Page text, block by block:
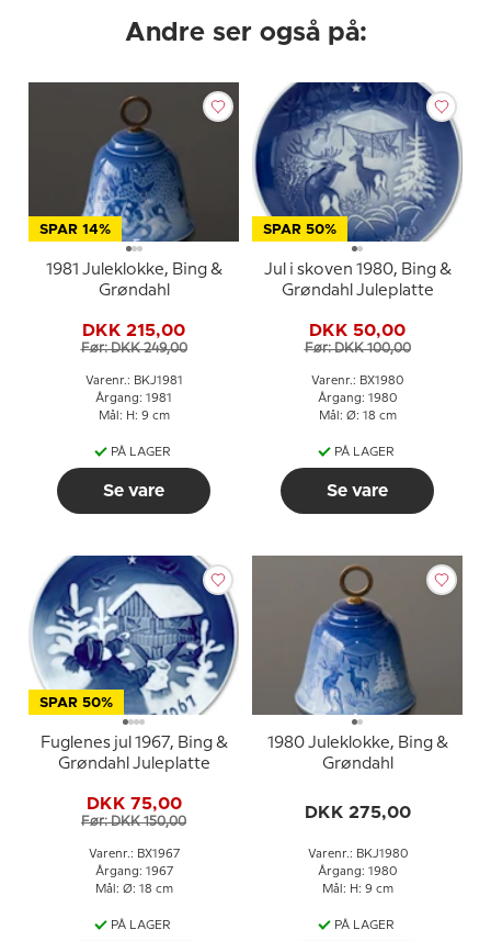
Andre ser også på:
SPAR 14%
1981 Juleklokke, Bing &
Grøndahl
DKK 215,00
Før: DKK 249,00
Varenr.: BKJ1981
Årgang: 1981
Mål: H: 9 cm
PÅ LAGER
Se vare
SPAR 50%
Jul i skoven 1980, Bing &
Grøndahl Juleplatte
DKK 50,00
Før: DKK 100,00
Varenr.: BX1980
Årgang: 1980
Mål: Ø: 18 cm
PÅ LAGER
Se vare
SPAR 50%
Fuglenes jul 1967, Bing &
Grøndahl Juleplatte
DKK 75,00
Før: DKK 150,00
Varenr.: BX1967
Årgang: 1967
Mål: Ø: 18 cm
PÅ LAGER
1980 Juleklokke, Bing &
Grøndahl
DKK 275,00
Varenr.: BKJ1980
Årgang: 1980
Mål: H: 9 cm
PÅ LAGER